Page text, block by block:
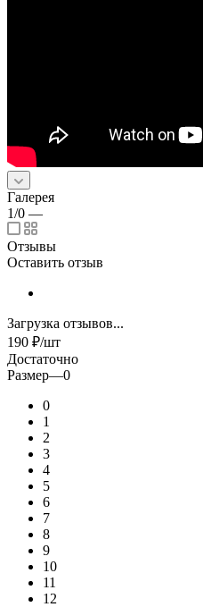
Галерея
1/0 —
Отзывы
Оставить отзыв
Загрузка отзывов...
190 ₽/шт
Достаточно
Размер—0
0
1
2
3
4
5
6
7
8
9
10
11
12